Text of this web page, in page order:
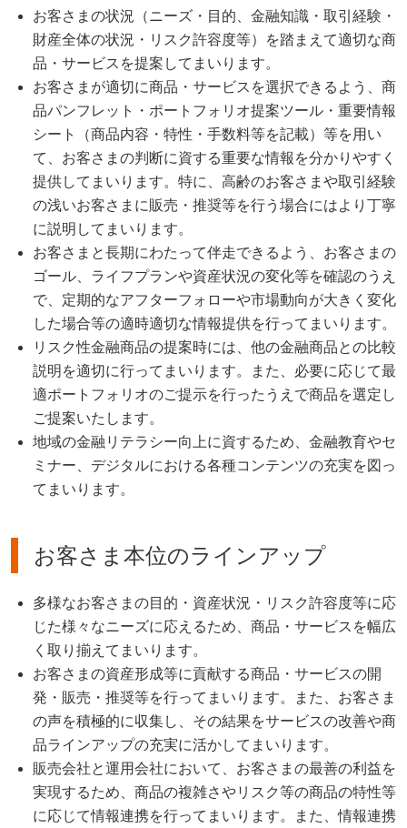
お客さまの状況（ニーズ・目的、金融知識・取引経験・
財産全体の状況・リスク許容度等）を踏まえて適切な商
品・サービスを提案してまいります。
お客さまが適切に商品・サービスを選択できるよう、商
品パンフレット・ポートフォリオ提案ツール・重要情報
シート（商品内容・特性・手数料等を記載）等を用い
て、お客さまの判断に資する重要な情報を分かりやすく
提供してまいります。特に、高齢のお客さまや取引経験
の浅いお客さまに販売・推奨等を行う場合にはより丁寧
に説明してまいります。
お客さまと長期にわたって伴走できるよう、お客さまの
ゴール、ライフプランや資産状況の変化等を確認のうえ
で、定期的なアフターフォローや市場動向が大きく変化
した場合等の適時適切な情報提供を行ってまいります。
リスク性金融商品の提案時には、他の金融商品との比較
説明を適切に行ってまいります。また、必要に応じて最
適ポートフォリオのご提示を行ったうえで商品を選定し
ご提案いたします。
地域の金融リテラシー向上に資するため、金融教育やセ
ミナー、デジタルにおける各種コンテンツの充実を図っ
てまいります。
お客さま本位のラインアップ
多様なお客さまの目的・資産状況・リスク許容度等に応
じた様々なニーズに応えるため、商品・サービスを幅広
く取り揃えてまいります。
お客さまの資産形成等に貢献する商品・サービスの開
発・販売・推奨等を行ってまいります。また、お客さま
の声を積極的に収集し、その結果をサービスの改善や商
品ラインアップの充実に活かしてまいります。
販売会社と運用会社において、お客さまの最善の利益を
実現するため、商品の複雑さやリスク等の商品の特性等
に応じて情報連携を行ってまいります。また、情報連携